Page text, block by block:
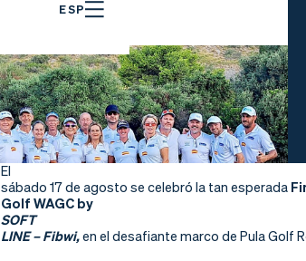
ESP
El
sábado 17 de agosto se celebró la tan esperada
Golf WAGC by
SOFT
LINE – Fibwi,en el desafiante marco de Pula Golf